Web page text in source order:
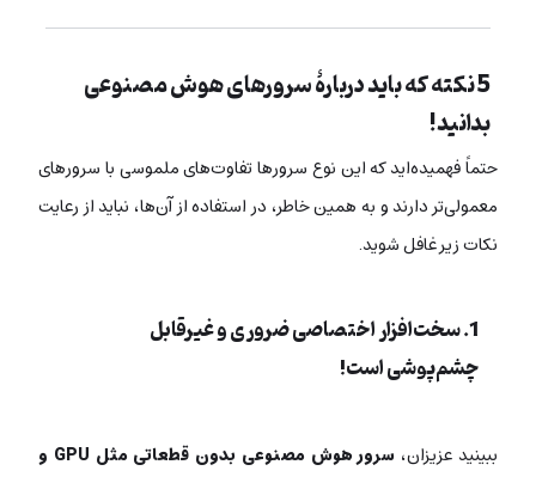
5 نکته که باید دربارۀ سرورهای هوش مصنوعی
بدانید!
حتماً فهمیده‌اید که این نوع سرورها تفاوت‌های ملموسی با سرورهای
معمولی‌تر دارند و به‌ همین خاطر، در استفاده از آن‌ها، نباید از رعایت
نکات زیر غافل شوید.
1. سخت‌افزار اختصاصی ضروری و غیرقابل
چشم‌پوشی است!
ببینید عزیزان،
سرور هوش مصنوعی بدون قطعاتی مثل GPU و